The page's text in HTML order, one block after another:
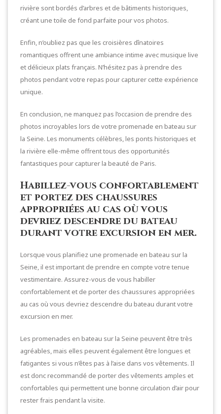
rivière sont bordés d’arbres et de bâtiments historiques,
créant une toile de fond parfaite pour vos photos.
Enfin, n’oubliez pas que les croisières dînatoires
romantiques offrent une ambiance intime avec musique live
et délicieux plats français. N’hésitez pas à prendre des
photos pendant votre repas pour capturer cette expérience
unique.
En conclusion, ne manquez pas l’occasion de prendre des
photos incroyables lors de votre promenade en bateau sur
la Seine. Les monuments célèbres, les ponts historiques et
la rivière elle-même offrent tous des opportunités
fantastiques pour capturer la beauté de Paris.
Habillez-vous confortablement
et portez des chaussures
appropriées au cas où vous
devriez descendre du bateau
durant votre excursion en mer.
Lorsque vous planifiez une promenade en bateau sur la
Seine, il est important de prendre en compte votre tenue
vestimentaire. Assurez-vous de vous habiller
confortablement et de porter des chaussures appropriées
au cas où vous devriez descendre du bateau durant votre
excursion en mer.
Les promenades en bateau sur la Seine peuvent être très
agréables, mais elles peuvent également être longues et
fatigantes si vous n’êtes pas à l’aise dans vos vêtements. Il
est donc recommandé de porter des vêtements amples et
confortables qui permettent une bonne circulation d’air pour
rester frais pendant la visite.